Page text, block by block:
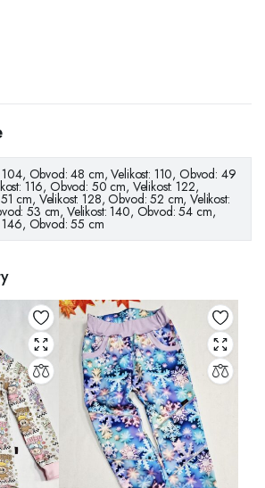
104, Obvod: 48 cm, Velikost: 110, Obvod: 49
116, Obvod: 50 cm, Velikost: 122,
cm, Velikost: 128, Obvod: 52 cm, Velikost:
53 cm, Velikost: 140, Obvod: 54 cm,
146, Obvod: 55 cm